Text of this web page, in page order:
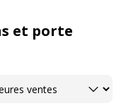
et porte